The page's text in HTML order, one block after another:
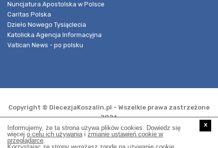
Nuncjatura Apostolska w Polsce
Caritas Polska
Dzieło Nowego Tysiąclecia
Katolicka Agencja Informacyjna
Vatican News - po polsku
Copyright © DiecezjaKoszalin.pl - Wszelkie prawa zastrzeżone
2026
Realizacja i opieka techniczna:
Informujemy, że ta strona używa plików cookies. Dowiedz się
więcej o celu ich używaniai zmianie ustawień cookie w
przeglądarce.
x